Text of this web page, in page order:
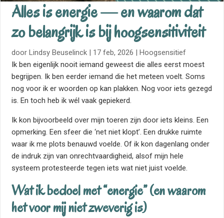
Alles is energie — en waarom dat
zo belangrijk is bij hoogsensitiviteit
doorLindsy Beuselinck | 17 feb, 2026 |Hoogsensitief
Ik ben eigenlijk nooit iemand geweest die alles eerst moest
begrijpen. Ik ben eerder iemand die het meteen voelt. Soms
nog voor ik er woorden op kan plakken. Nog voor iets gezegd
is. En toch heb ik wél vaak gepiekerd.
Ik kon bijvoorbeeld over mijn toeren zijn door iets kleins. Een
opmerking. Een sfeer die ‘net niet klopt’. Een drukke ruimte
waar ik me plots benauwd voelde. Of ik kon dagenlang onder
de indruk zijn van onrechtvaardigheid, alsof mijn hele
systeem protesteerde tegen iets wat niet juist voelde.
Wat ik bedoel met “energie” (en waarom
het voor mij niet zweverig is)